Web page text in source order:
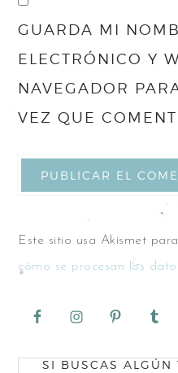
GUARDA MI
ELECTRÓNICO Y
NAVEGADOR
VEZ QUE
Este sitio usa Akismet
cómo se procesan los
SI BUSCAS ALGÚN